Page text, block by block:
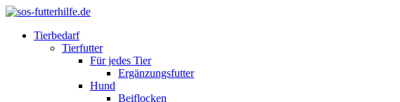
Tierbedarf
Tierfutter
Für jedes Tier
Ergänzungsfutter
Hund
Beiflocken